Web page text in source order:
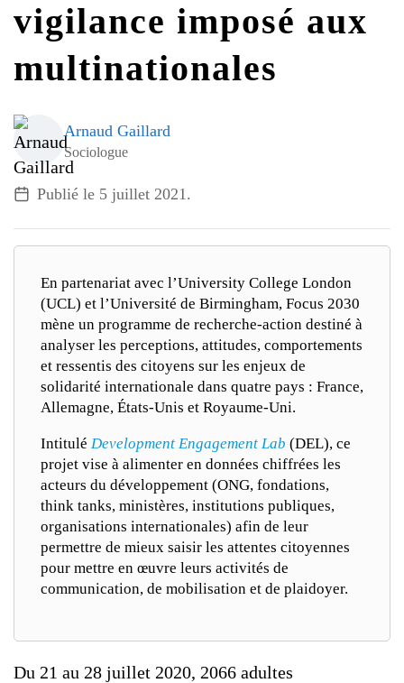
G7 / G20
TOUS LES THÈMES
VIDÉOS
vigilance imposé aux
multinationales
Arnaud Gaillard
Sociologue
Publié le 5 juillet 2021.
En partenariat avec l’University College London
(UCL) et l’Université de Birmingham, Focus 2030
mène un programme de recherche-action destiné à
analyser les perceptions, attitudes, comportements
et ressentis des citoyens sur les enjeux de
solidarité internationale dans quatre pays : France,
Allemagne, États-Unis et Royaume-Uni.
Intitulé Development Engagement Lab (DEL), ce
projet vise à alimenter en données chiffrées les
acteurs du développement (ONG, fondations,
think tanks, ministères, institutions publiques,
organisations internationales) afin de leur
permettre de mieux saisir les attentes citoyennes
pour mettre en œuvre leurs activités de
communication, de mobilisation et de plaidoyer.
Du 21 au 28 juillet 2020, 2066 adultes